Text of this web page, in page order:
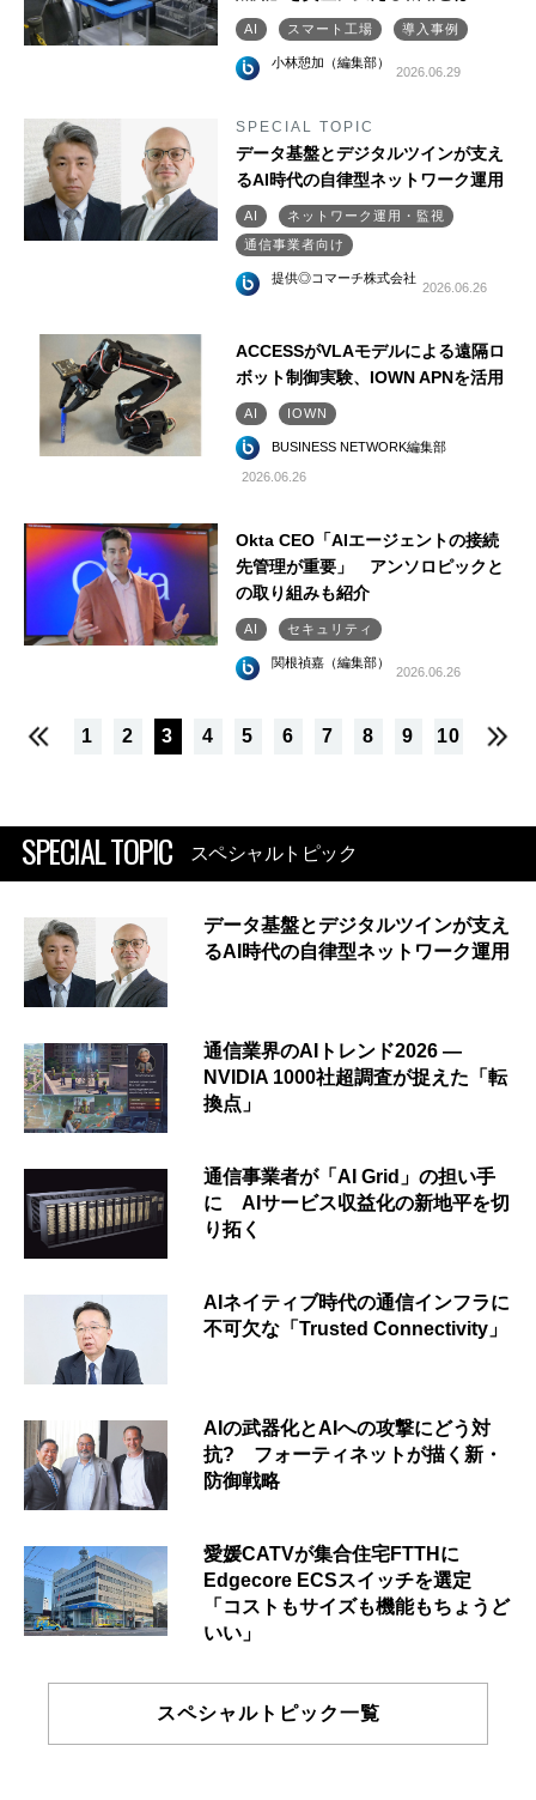
AI スマート工場 導入事例
小林憩加（編集部）
2026.06.29
SPECIAL TOPIC
データ基盤とデジタルツインが支え
るAI時代の自律型ネットワーク運用
AI
ネットワーク運用・監視
通信事業者向け
提供◎コマーチ株式会社
2026.06.26
ACCESSがVLAモデルによる遠隔ロ
ボット制御実験、IOWN APNを活用
AI IOWN
BUSINESS NETWORK編集部
2026.06.26
Okta CEO「AIエージェントの接続
先管理が重要」 アンソロピックと
の取り組みも紹介
AI セキュリティ
関根禎嘉（編集部）
2026.06.26
1 2 3 4 5 6 7 8 9 10
SPECIAL TOPIC スペシャルトピック
データ基盤とデジタルツインが支え
るAI時代の自律型ネットワーク運用
通信業界のAIトレンド2026 ―
NVIDIA 1000社超調査が捉えた「転
換点」
通信事業者が「AI Grid」の担い手
に AIサービス収益化の新地平を切
り拓く
AIネイティブ時代の通信インフラに
不可欠な「Trusted Connectivity」
AIの武器化とAIへの攻撃にどう対
抗? フォーティネットが描く新・
防御戦略
愛媛CATVが集合住宅FTTHに
Edgecore ECSスイッチを選定
「コストもサイズも機能もちょうど
いい」
スペシャルトピック一覧